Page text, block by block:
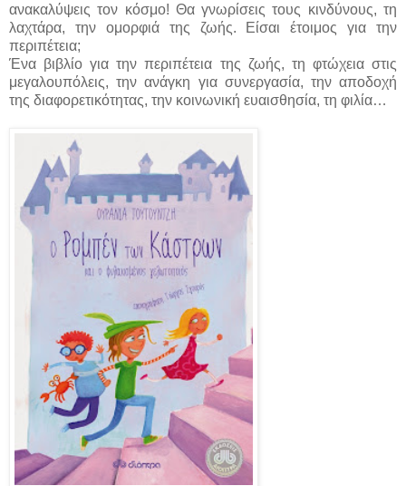
ανακαλύψεις τον κόσμο! Θα γνωρίσεις τους κινδύνους, τη
λαχτάρα, την ομορφιά της ζωής. Είσαι έτοιμος για την
περιπέτεια;
Ένα βιβλίο για την περιπέτεια της ζωής, τη φτώχεια στις
μεγαλουπόλεις, την ανάγκη για συνεργασία, την αποδοχή
της διαφορετικότητας, την κοινωνική ευαισθησία, τη φιλία…